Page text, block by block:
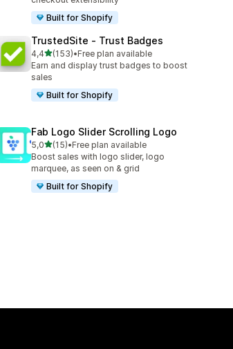
Built for Shopify
TrustedSite ‑ Trust Badges
4,4/ 5 tähteä
(153)
153 arvostelua yhteensä
•Free plan available
Earn and display trust badges to boost
sales
Built for Shopify
Fab Logo Slider Scrolling Logo
5,0/ 5 tähteä
(15)
15 arvostelua yhteensä
•Free plan available
Boost sales with logo slider, logo
marquee, as seen on & grid
Built for Shopify